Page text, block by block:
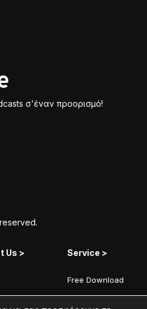
σ'έναν προορισμό!
Us >
of Use
Service >
Free Download
Add Your Station